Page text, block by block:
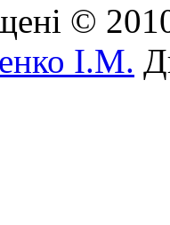
©
І.М.